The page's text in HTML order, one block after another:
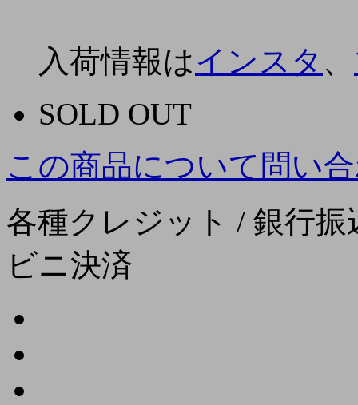
入荷情報はインスタ 、
SOLD OUT
この商品について問い
各種クレジット / 銀行
ビニ決済